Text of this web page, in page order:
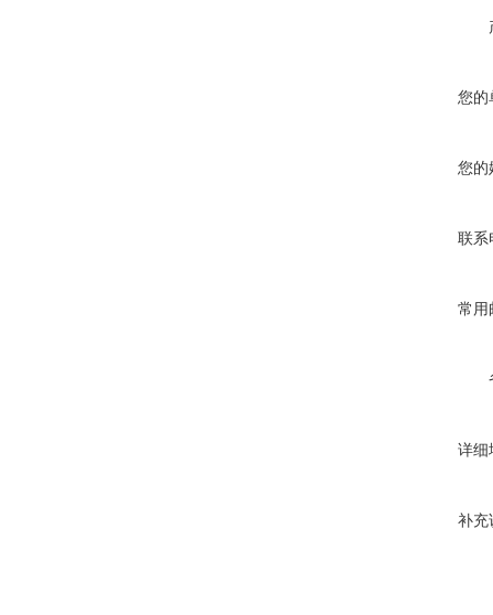
您的
您的
联系
常用
详细
补充